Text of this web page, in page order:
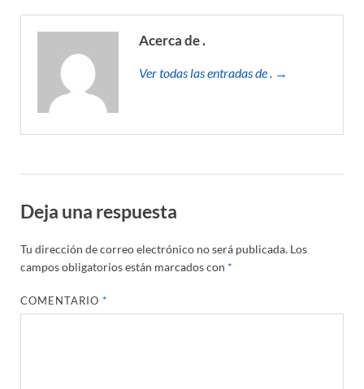
Acerca de .
Ver todas las entradas de . →
Deja una respuesta
Tu dirección de correo electrónico no será publicada. Los
campos obligatorios están marcados con *
COMENTARIO*